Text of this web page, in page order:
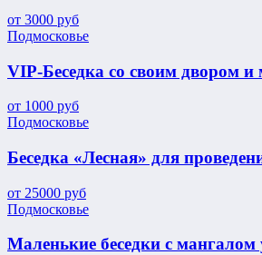
от 3000 руб
Подмосковье
VIP-Беседка со своим двором
от 1000 руб
Подмосковье
Беседка «Лесная» для
от 25000 руб
Подмосковье
Маленькие беседки с мангалом